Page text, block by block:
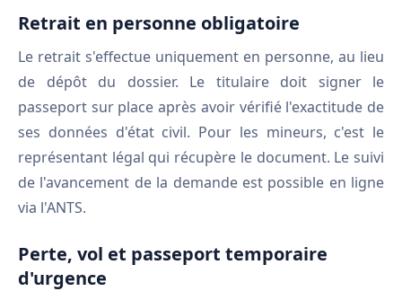
Retrait en personne obligatoire
Le retrait s'effectue uniquement en personne, au lieu
de dépôt du dossier. Le titulaire doit signer le
passeport sur place après avoir vérifié l'exactitude de
ses données d'état civil. Pour les mineurs, c'est le
représentant légal qui récupère le document. Le suivi
de l'avancement de la demande est possible en ligne
via l'ANTS.
Perte, vol et passeport temporaire
d'urgence